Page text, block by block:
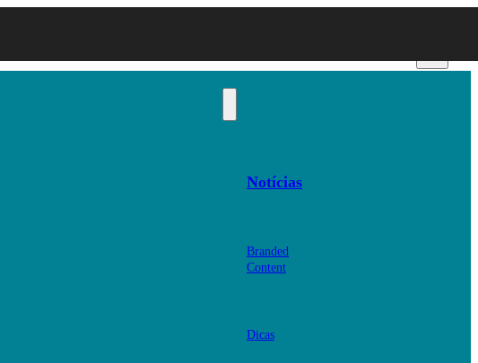
Notícias
Branded
Content
Dicas